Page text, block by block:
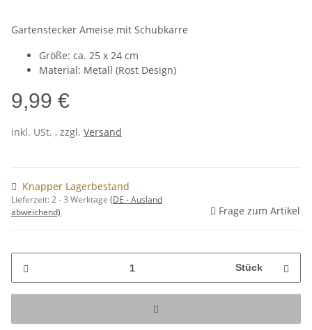
Gartenstecker Ameise mit Schubkarre
Größe: ca. 25 x 24 cm
Material: Metall (Rost Design)
9,99 €
inkl. USt. , zzgl. Versand
Knapper Lagerbestand
Lieferzeit:2 - 3 Werktage (DE - Ausland
abweichend)
Frage zum Artikel
Stück